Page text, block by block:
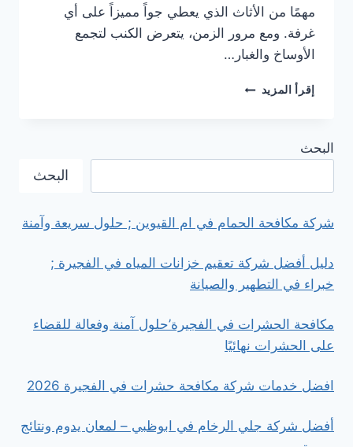
مهمًا من الأثاث الذي يعطي جواً مميزاً على أي
غرفة. ومع مرور الزمن، يتعرض الكنب لتجمع
الأوساخ والغبار…
إقرأ المزيد أفضل
تنافسية
البحث
البحث
شركة مكافحة الحمام في ام القيوين ; حلول سريعة وآمنة
دليل أفضل شركة تعقيم خزانات المياه في الفجيرة ;
خبراء في التطهير والصيانة
مكافحة الحشرات في الفجيرة’حلول آمنة وفعالة للقضاء
على الحشرات نهائيًا
افضل خدمات شركة مكافحة حشرات في الفجيرة 2026
أفضل شركة جلي الرخام في ابوظبي – لمعان يدوم ونتائج